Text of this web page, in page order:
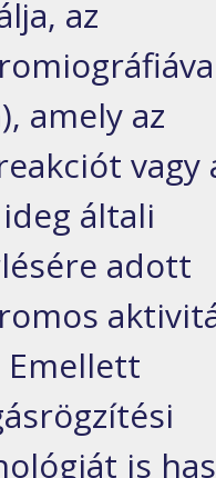
az
amely az
vagy
általi
adott
Emellett
is